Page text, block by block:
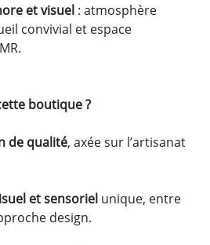
et visuel : atmosphère
convivial et espace
boutique ?
de qualité, axée sur l’artisanat
et sensoriel unique, entre
design.